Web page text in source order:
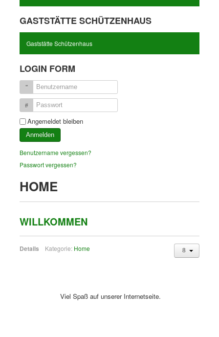
GASTSTÄTTE SCHÜTZENHAUS
Gaststätte Schützenhaus
LOGIN FORM
Benutzername
Passwort
Angemeldet bleiben
Anmelden
Benutzername vergessen?
Passwort vergessen?
HOME
WILLKOMMEN
Details Kategorie: Home
Viel Spaß auf unserer Internetseite.